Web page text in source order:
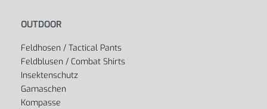
OUTDOOR
Feldhosen / Tactical Pants
Feldblusen / Combat Shirts
Insektenschutz
Gamaschen
Kompasse